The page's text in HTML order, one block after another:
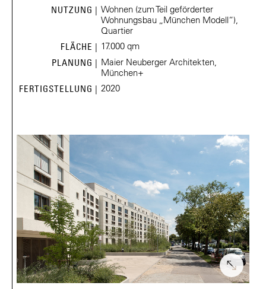
NUTZUNG | Wohnen (zum Teil geförderter
Wohnungsbau „München Modell“),
Quartier
FLÄCHE | 17.000 qm
PLANUNG | Maier Neuberger Architekten,
München+
FERTIGSTELLUNG | 2020